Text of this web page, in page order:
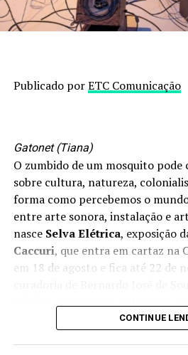
Publicado porETC Comunicação
Gatonet (Tiana)
O zumbido de um mosquito
sobre cultura, natureza,
forma como percebemos o
entre arte sonora, instalação e
nasce Selva Elétrica, exposição
Caccuri, que entra em cartaz na
em 18 de agosto e fica até 22 de
esculturas e obras têxteis que
CONTINUE